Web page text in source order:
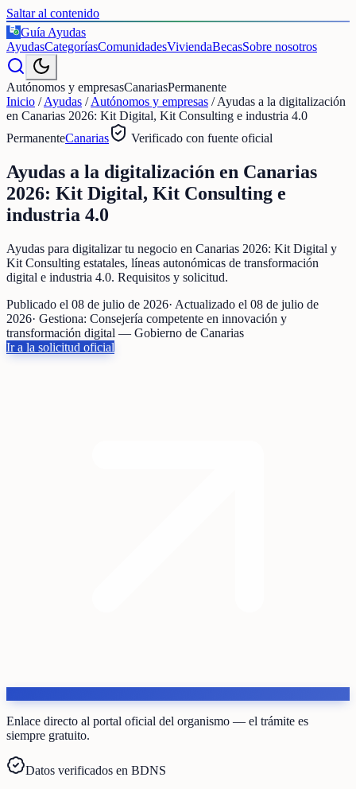
Saltar al contenido
€
Guía Ayudas
AyudasCategoríasComunidadesViviendaBecasSobre nosotros
Autónomos y empresasCanariasPermanente
Inicio /Ayudas /Autónomos y empresas /Ayudas a la digitalización
en Canarias 2026: Kit Digital, Kit Consulting e industria 4.0
PermanenteCanarias Verificado con fuente oficial
Ayudas a la digitalización en Canarias
2026: Kit Digital, Kit Consulting e
industria 4.0
Ayudas para digitalizar tu negocio en Canarias 2026: Kit Digital y
Kit Consulting estatales, líneas autonómicas de transformación
digital e industria 4.0. Requisitos y solicitud.
Publicado el 08 de julio de 2026· Actualizado el 08 de julio de
2026· Gestiona: Consejería competente en innovación y
transformación digital — Gobierno de Canarias
Ir a la solicitud oficial
Enlace directo al portal oficial del organismo — el trámite es
siempre gratuito.
Datos verificados en BDNS